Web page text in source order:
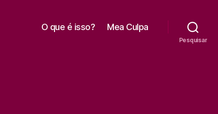
O que é isso? Mea Culpa
Pesquisar